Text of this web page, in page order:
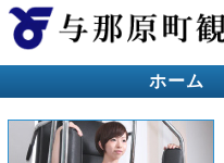
ホーム